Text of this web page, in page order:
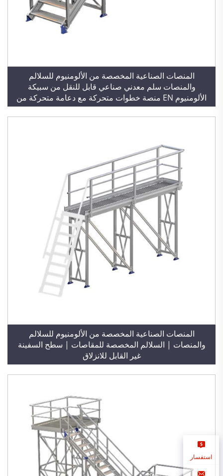
المنصات الصناعية المخصصة من الألومنيوم للسلالم
والمنصات سلم معدني صناعي قابل للنقل من سبيكة
الألومنيوم EN منصة خطوات متحركة مع دعامة متحركة من
الألومنيوم للتسلق
المنصات الصناعية المخصصة من الألومنيوم للسلالم
والمنصات | السلالم المخصصة للمقاصات | سطح السفينة
غير القابل للانزلاق
استفسار